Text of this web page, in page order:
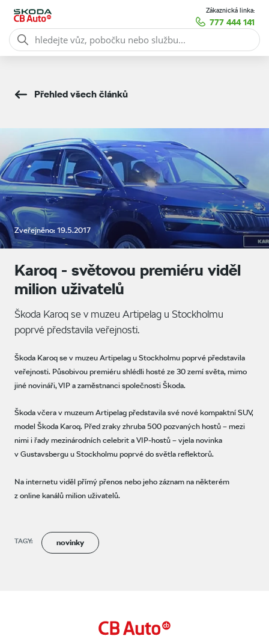
Zákaznická linka:
777 444 141
Přehled všech článků
Zveřejněno: 19.5.2017
Karoq - světovou premiéru viděl
milion uživatelů
Škoda Karoq se v muzeu Artipelag u Stockholmu
poprvé představila veřejnosti.
Škoda Karoq se v muzeu Artipelag u Stockholmu poprvé představila
veřejnosti. Působivou premiéru shlédli hosté ze 30 zemí světa, mimo
jiné novináři, VIP a zaměstnanci společnosti Škoda.
​Škoda včera v muzeum Artipelag představila své nové kompaktní SUV,
model Škoda Karoq. Před zraky zhruba 500 pozvaných hostů – mezi
nimi i řady mezinárodních celebrit a VIP-hostů – vjela novinka
v Gustavsbergu u Stockholmu poprvé do světla reflektorů.
Na internetu viděl přímý přenos nebo jeho záznam na některém
z online kanálů milion uživatelů.
TAGY: novinky